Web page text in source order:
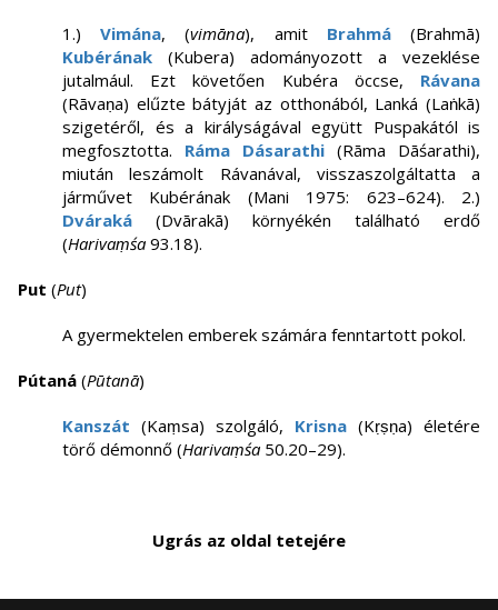
1.)Vimána, (vimāna), amit Brahmá(Brahmā)
Kubérának (Kubera) adományozott a vezeklése
jutalmául. Ezt követően Kubéra öccse, Rávana
(Rāvaṇa) elűzte bátyját az otthonából, Lanká (Laṅkā)
szigetéről, és a királyságával együtt Puspakától is
megfosztotta. Ráma Dásarathi (Rāma Dāśarathi),
miután leszámolt Rávanával, visszaszolgáltatta a
járművet Kubérának (Mani 1975: 623–624). 2.)
Dváraká (Dvārakā) környékén található erdő
(Harivaṃśa 93.18).
Put (Put)
A gyermektelen emberek számára fenntartott pokol.
Pútaná (Pūtanā)
Kanszát (Kaṃsa) szolgáló, Krisna (Kṛṣṇa) életére
törő démonnő (Harivaṃśa 50.20–29).
Ugrás az oldal tetejére